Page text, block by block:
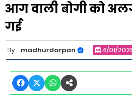
आग वाली बोगी को
गई
madhurdarpan 4/01/